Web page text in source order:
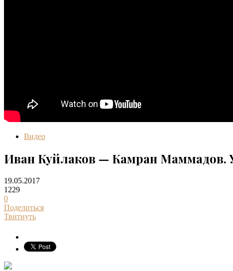
Видео
Иван Куйлаков — Камран Маммадов.
19.05.2017
1229
0
Поделиться
Твитнуть